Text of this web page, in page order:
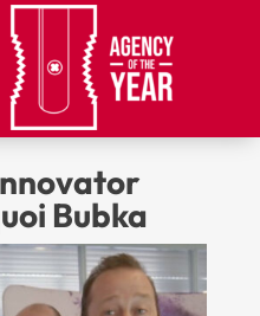
Bubka